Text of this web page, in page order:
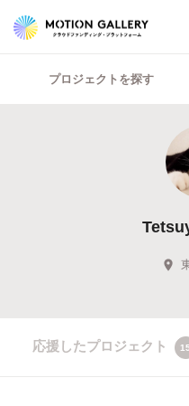
プロジェクトを探す
応援したプロジェクト 15